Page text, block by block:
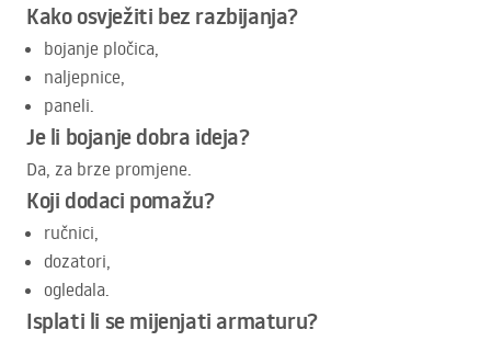
Kako osvježiti bez razbijanja?
bojanje pločica,
naljepnice,
paneli.
Je li bojanje dobra ideja?
Da, za brze promjene.
Koji dodaci pomažu?
ručnici,
dozatori,
ogledala.
Isplati li se mijenjati armaturu?